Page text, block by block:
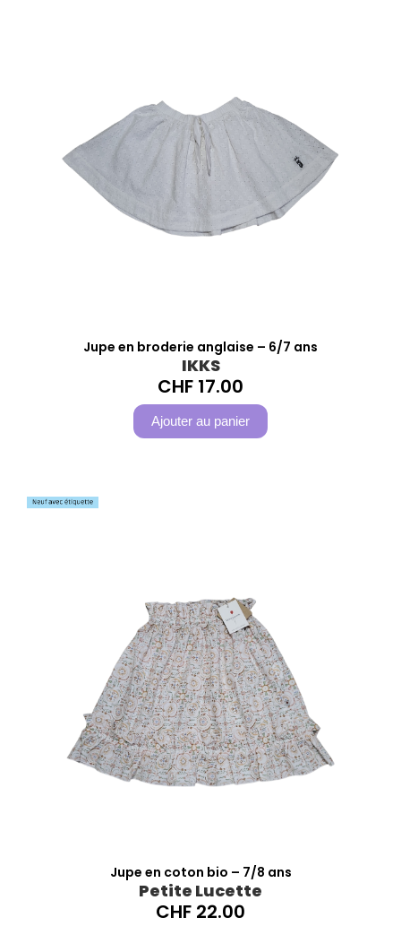
Jupe en broderie anglaise – 6/7 ans
IKKS
CHF 17.00
Ajouter au panier
Jupe en coton bio – 7/8 ans
Petite Lucette
CHF 22.00